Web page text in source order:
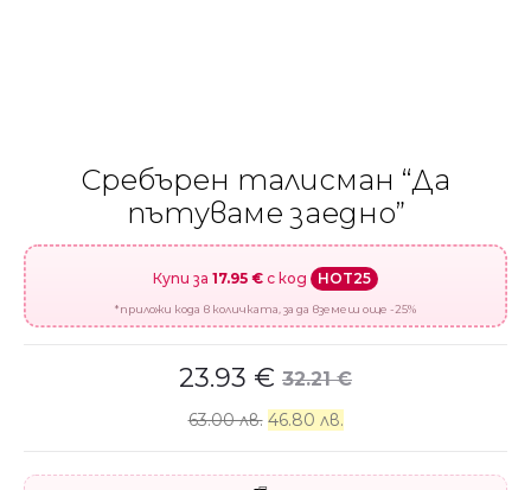
Сребърен талисман “Да
пътуваме заедно”
Купи за 17.95 € с код HOT25
*приложи кода в количката, за да вземеш още -25%
32.21€
23.93 €
63.00 лв. 46.80 лв.